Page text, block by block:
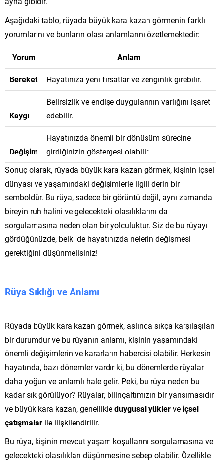
Aşağıdaki tablo, rüyada büyük kara kazan görmenin farklı
yorumlarını ve bunların olası anlamlarını özetlemektedir:
Yorum Anlam
Bereket Hayatınıza yeni fırsatlar ve zenginlik girebilir.
Kaygı
Belirsizlik ve endişe duygularının varlığını işaret
edebilir.
Değişim
Hayatınızda önemli bir dönüşüm sürecine
girdiğinizin göstergesi olabilir.
Sonuç olarak, rüyada büyük kara kazan görmek, kişinin içsel
dünyası ve yaşamındaki değişimlerle ilgili derin bir
semboldür. Bu rüya, sadece bir görüntü değil, aynı zamanda
bireyin ruh halini ve gelecekteki olasılıklarını da
sorgulamasına neden olan bir yolculuktur. Siz de bu rüyayı
gördüğünüzde, belki de hayatınızda nelerin değişmesi
gerektiğini düşünmelisiniz!
Rüya Sıklığı ve Anlamı
Rüyada büyük kara kazan görmek, aslında sıkça karşılaşılan
bir durumdur ve bu rüyanın anlamı, kişinin yaşamındaki
önemli değişimlerin ve kararların habercisi olabilir. Herkesin
hayatında, bazı dönemler vardır ki, bu dönemlerde rüyalar
daha yoğun ve anlamlı hale gelir. Peki, bu rüya neden bu
kadar sık görülüyor? Rüyalar, bilinçaltımızın bir yansımasıdır
ve büyük kara kazan, genellikleduygusal yüklerve içsel
çatışmalar ile ilişkilendirilir.
Bu rüya, kişinin mevcut yaşam koşullarını sorgulamasına ve
gelecekteki olasılıkları düşünmesine sebep olabilir. Özellikle